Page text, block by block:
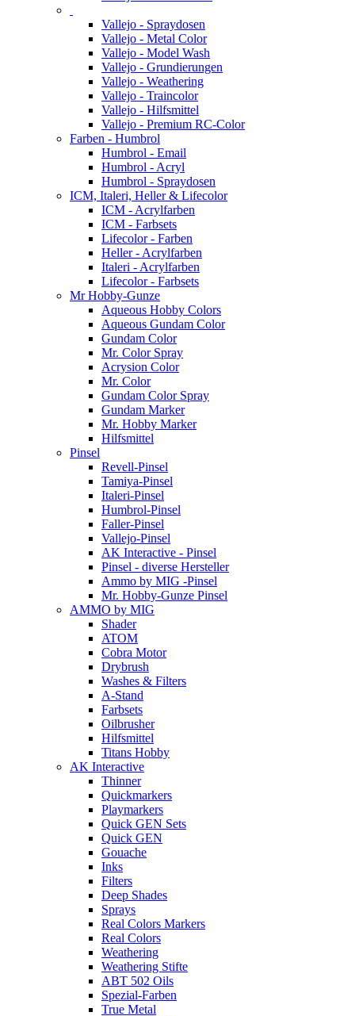
Vallejo - Spraydosen
Vallejo - Metal Color
Vallejo - Model Wash
Vallejo - Grundierungen
Vallejo - Weathering
Vallejo - Traincolor
Vallejo - Hilfsmittel
Vallejo - Premium RC-Color
Farben - Humbrol
Humbrol - Email
Humbrol - Acryl
Humbrol - Spraydosen
ICM, Italeri, Heller & Lifecolor
ICM - Acrylfarben
ICM - Farbsets
Lifecolor - Farben
Heller - Acrylfarben
Italeri - Acrylfarben
Lifecolor - Farbsets
Mr Hobby-Gunze
Aqueous Hobby Colors
Aqueous Gundam Color
Gundam Color
Mr. Color Spray
Acrysion Color
Mr. Color
Gundam Color Spray
Gundam Marker
Mr. Hobby Marker
Hilfsmittel
Pinsel
Revell-Pinsel
Tamiya-Pinsel
Italeri-Pinsel
Humbrol-Pinsel
Faller-Pinsel
Vallejo-Pinsel
AK Interactive - Pinsel
Pinsel - diverse Hersteller
Ammo by MIG -Pinsel
Mr. Hobby-Gunze Pinsel
AMMO by MIG
Shader
ATOM
Cobra Motor
Drybrush
Washes & Filters
A-Stand
Farbsets
Oilbrusher
Hilfsmittel
Titans Hobby
AK Interactive
Thinner
Quickmarkers
Playmarkers
Quick GEN Sets
Quick GEN
Gouache
Inks
Filters
Deep Shades
Sprays
Real Colors Markers
Real Colors
Weathering
Weathering Stifte
ABT 502 Oils
Spezial-Farben
True Metal